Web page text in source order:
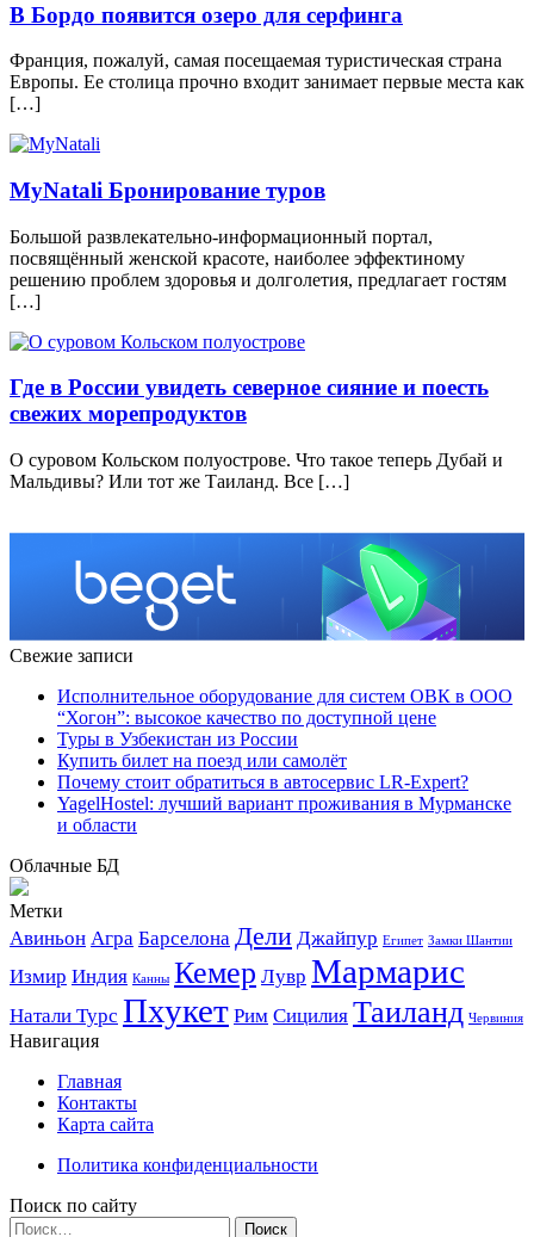
В Бордо появится озеро для серфинга
Франция, пожалуй, самая посещаемая туристическая страна
Европы. Ее столица прочно входит занимает первые места как
[…]
MyNatali Бронирование туров
Большой развлекательно-информационный портал,
посвящённый женской красоте, наиболее эффектиному
решению проблем здоровья и долголетия, предлагает гостям
[…]
Где в России увидеть северное сияние и поесть
свежих морепродуктов
О суровом Кольском полуострове. Что такое теперь Дубай и
Мальдивы? Или тот же Таиланд. Все […]
Свежие записи
Исполнительное оборудование для систем ОВК в ООО
“Хогон”: высокое качество по доступной цене
Туры в Узбекистан из России
Купить билет на поезд или самолёт
Почему стоит обратиться в автосервис LR-Expert?
YagelHostel: лучший вариант проживания в Мурманске
и области
Облачные БД
Метки
Авиньон Агра Барселона Дели Джайпур Египет Замки Шантии
Измир Индия Канны Кемер Лувр Мармарис
Натали Турс Пхукет Рим Сицилия Таиланд Червиния
Навигация
Главная
Контакты
Карта сайта
Политика конфиденциальности
Поиск по сайту
Найти: